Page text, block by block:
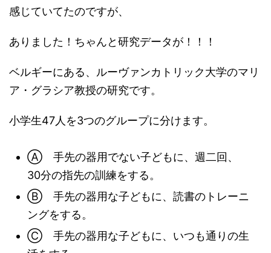
感じていてたのですが、
ありました！ちゃんと研究データが！！！
ベルギーにある、ルーヴァンカトリック大学のマリ
ア・グラシア教授の研究です。
小学生47人を3つのグループに分けます。
Ⓐ 手先の器用でない子どもに、週二回、
30分の指先の訓練をする。
Ⓑ 手先の器用な子どもに、読書のトレーニ
ングをする。
Ⓒ 手先の器用な子どもに、いつも通りの生